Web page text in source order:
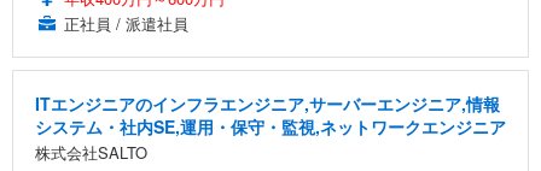
正社員 / 派遣社員
ITエンジニアのインフラエンジニア,サーバーエンジニア,情報
システム・社内SE,運用・保守・監視,ネットワークエンジニア
株式会社SALTO